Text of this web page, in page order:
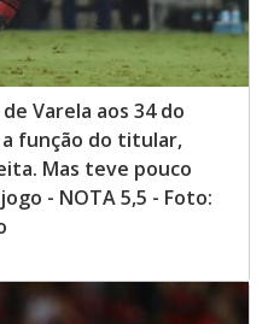
Varela aos 34 do
função do titular,
Mas teve pouco
- NOTA 5,5 - Foto: